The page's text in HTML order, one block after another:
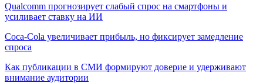
Qualcomm прогнозирует слабый спрос на смартфоны и
усиливает ставку на ИИ
Coca-Cola увеличивает прибыль, но фиксирует замедление
спроса
Как публикации в СМИ формируют доверие и удерживают
внимание аудитории